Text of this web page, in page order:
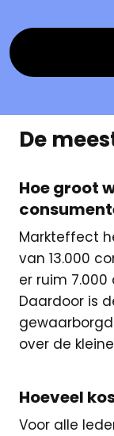
De
Hoe groot
Markteffect
van 13.000
er ruim
Daardoor is
over de
Hoeveel
Voor alle